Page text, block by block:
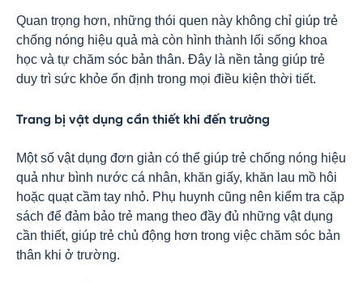
Quan trọng hơn, những thói quen này không chỉ giúp trẻ
chống nóng hiệu quả mà còn hình thành lối sống khoa
học và tự chăm sóc bản thân. Đây là nền tảng giúp trẻ
duy trì sức khỏe ổn định trong mọi điều kiện thời tiết.
Trang bị vật dụng cần thiết khi đến trường
Một số vật dụng đơn giản có thể giúp trẻ chống nóng hiệu
quả như bình nước cá nhân, khăn giấy, khăn lau mồ hôi
hoặc quạt cầm tay nhỏ. Phụ huynh cũng nên kiểm tra cặp
sách để đảm bảo trẻ mang theo đầy đủ những vật dụng
cần thiết, giúp trẻ chủ động hơn trong việc chăm sóc bản
thân khi ở trường.